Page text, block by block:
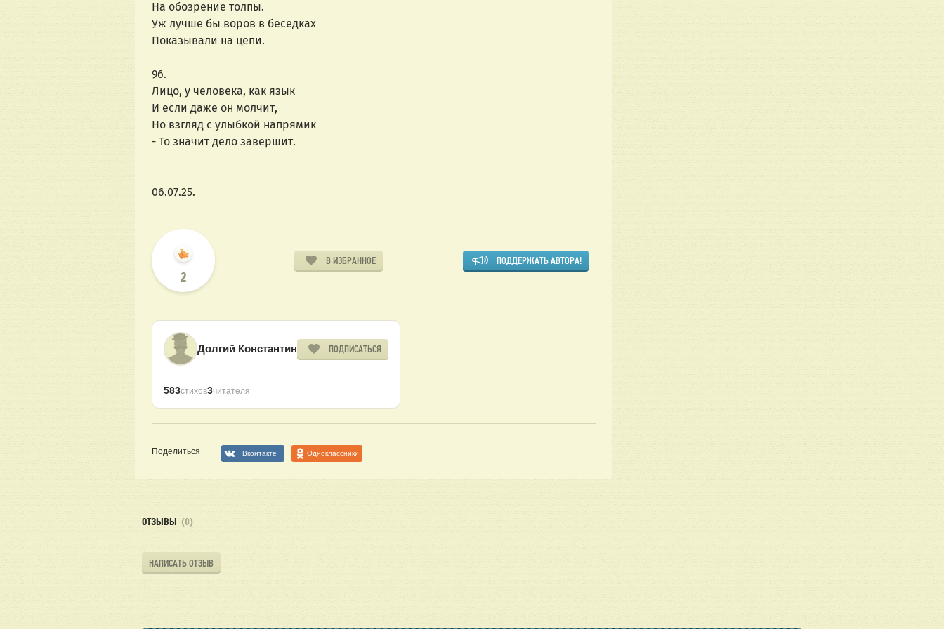
На обозрение толпы.
Уж лучше бы воров в беседках
Показывали на цепи.
96.
Лицо, у человека, как язык
И если даже он молчит,
Но взгляд с улыбкой напрямик
- То значит дело завершит.
06.07.25.
2
В ИЗБРАННОЕ ПОДДЕРЖАТЬ АВТОРА!
Долгий Константин ПОДПИСАТЬСЯ
583стихов3читателя
Поделиться Вконтакте Одноклассники
ОТЗЫВЫ (0)
НАПИСАТЬ ОТЗЫВ